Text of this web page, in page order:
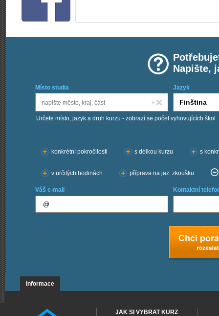
Napište,
Místo studia Jazyk
Určete místo, jazyk a druh kurzu - zobrazí se počet vyhovujících škol
konkrétní pokročilosti
s délkou kurzu s
v určitých hodinách příprava na jaz. zkoušku
Váš e-mail Kontaktní
Informace
JAK SI VYBRAT KURZ